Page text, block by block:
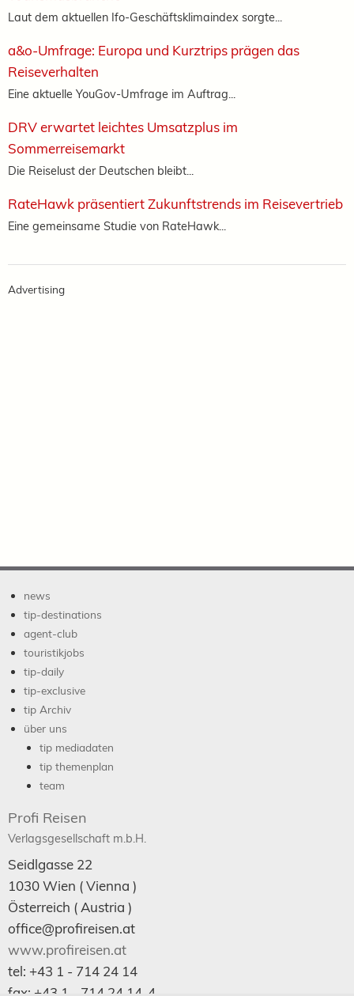
Laut dem aktuellen Ifo-Geschäftsklimaindex sorgte...
a&o-Umfrage: Europa und Kurztrips prägen das
Reiseverhalten
Eine aktuelle YouGov-Umfrage im Auftrag...
DRV erwartet leichtes Umsatzplus im
Sommerreisemarkt
Die Reiselust der Deutschen bleibt...
RateHawk präsentiert Zukunftstrends im Reisevertrieb
Eine gemeinsame Studie von RateHawk...
Advertising
news
tip-destinations
agent-club
touristikjobs
tip-daily
tip-exclusive
tip Archiv
über uns
tip mediadaten
tip themenplan
team
Profi Reisen
Verlagsgesellschaft m.b.H.
Seidlgasse 22
1030Wien ( Vienna )
Österreich ( Austria )
office@profireisen.at
www.profireisen.at
tel: +43 1 - 714 24 14
fax: +43 1 - 714 24 14-4